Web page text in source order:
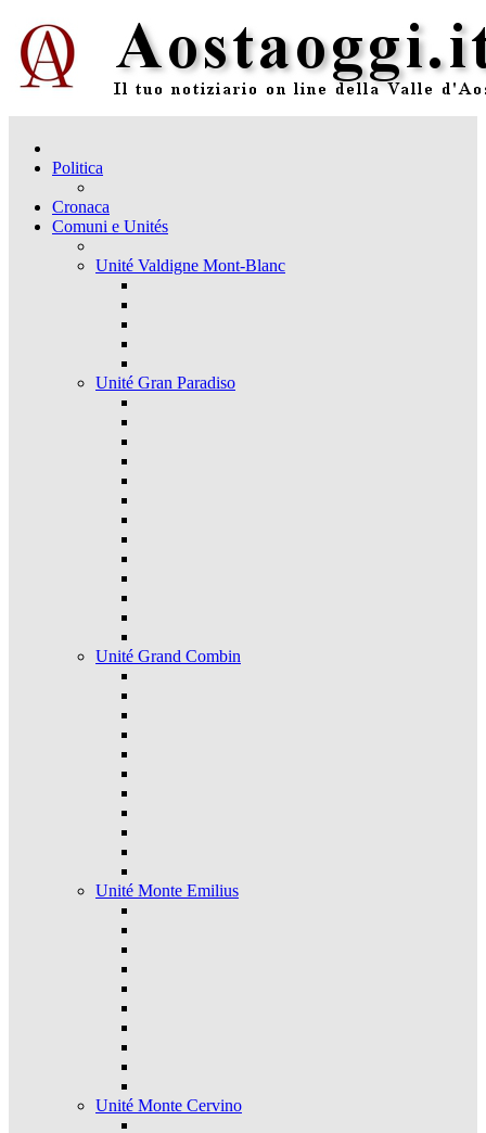
Politica
Cronaca
Comuni e Unités
Unité Valdigne Mont-Blanc
Unité Gran Paradiso
Unité Grand Combin
Unité Monte Emilius
Unité Monte Cervino